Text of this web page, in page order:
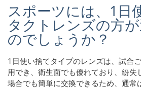
スポーツには、1日
タクトレンズの方
のでしょうか？
1日使い捨てタイプのレンズは、試合
用でき、衛生面でも優れており、紛失
場合でも簡単に交換できるため、通常